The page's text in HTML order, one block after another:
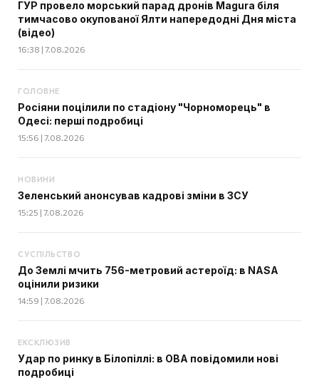
ГУР провело морський парад дронів Magura біля
тимчасово окупованої Ялти напередодні Дня міста
(відео)
16:38 | 7.08.2026
ГОЛОВНЕ
Росіяни поцілили по стадіону "Чорноморець" в
Одесі: перші подробиці
15:56 | 7.08.2026
НОВИНИ
Зеленський анонсував кадрові зміни в ЗСУ
15:25 | 7.08.2026
СУСПІЛЬСТВО
До Землі мчить 756-метровий астероїд: в NASA
оцінили ризики
14:59 | 7.08.2026
ЕКСКЛЮЗИВ
Удар по ринку в Білопіллі: в ОВА повідомили нові
подробиці